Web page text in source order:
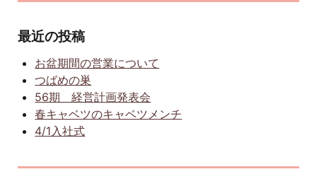
最近の投稿
お盆期間の営業について
つばめの巣
56期 経営計画発表会
春キャベツのキャベツメンチ
4/1入社式